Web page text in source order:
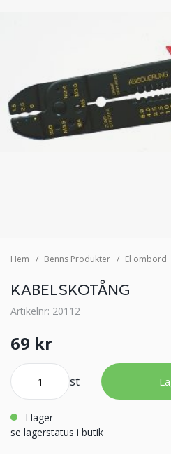
Hem Benns Produkter El ombord
KABELSKOTÅNG
Artikelnr: 20112
69 kr
st
i lager
se lagerstatus i butik